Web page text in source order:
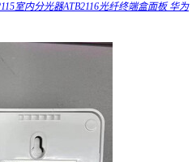
室内分光器ATB2116光纤终端盒面板 华为